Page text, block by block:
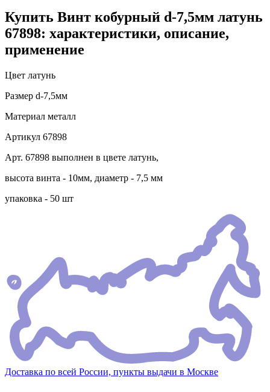
Купить Винт кобурный d-7,5мм латунь
67898: характеристики, описание,
применение
Цвет латунь
Размер d-7,5мм
Материал металл
Артикул 67898
Арт. 67898 выполнен в цвете латунь,
высота винта - 10мм, диаметр - 7,5 мм
упаковка - 50 шт
Доставка по всей России, пункты выдачи в Москве